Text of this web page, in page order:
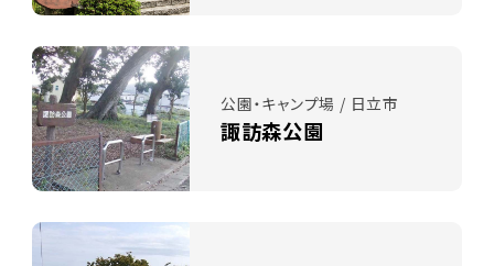
公園・キャンプ場 / 日立市
諏訪森公園